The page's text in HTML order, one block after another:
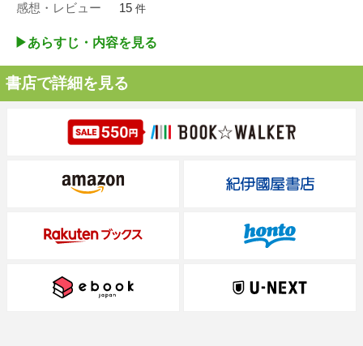
感想・レビュー 15 件
▶︎あらすじ・内容を見る
書店で詳細を見る